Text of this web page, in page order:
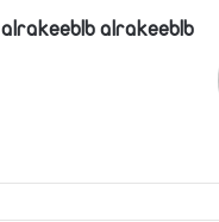
alrakeeblb alrakeeblb